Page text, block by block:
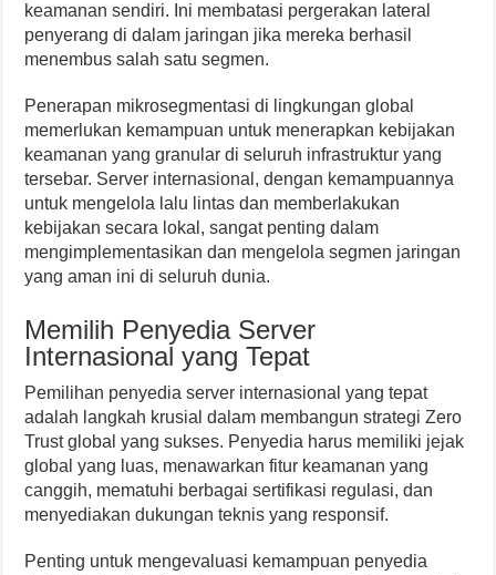
keamanan sendiri. Ini membatasi pergerakan lateral
penyerang di dalam jaringan jika mereka berhasil
menembus salah satu segmen.
Penerapan mikrosegmentasi di lingkungan global
memerlukan kemampuan untuk menerapkan kebijakan
keamanan yang granular di seluruh infrastruktur yang
tersebar. Server internasional, dengan kemampuannya
untuk mengelola lalu lintas dan memberlakukan
kebijakan secara lokal, sangat penting dalam
mengimplementasikan dan mengelola segmen jaringan
yang aman ini di seluruh dunia.
Memilih Penyedia Server
Internasional yang Tepat
Pemilihan penyedia server internasional yang tepat
adalah langkah krusial dalam membangun strategi Zero
Trust global yang sukses. Penyedia harus memiliki jejak
global yang luas, menawarkan fitur keamanan yang
canggih, mematuhi berbagai sertifikasi regulasi, dan
menyediakan dukungan teknis yang responsif.
Penting untuk mengevaluasi kemampuan penyedia